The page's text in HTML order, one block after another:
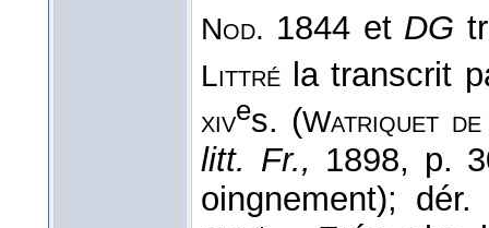
Nod. 1844 et DG
Littré la transcrit
xives. (Watriquet de
litt. Fr., 1898, p.
oingnement);